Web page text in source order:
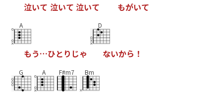
泣いて 泣いて 泣いて もがいて
A
もう…ひと り じゃ
D
ないから ！
G A F#m7 Bm